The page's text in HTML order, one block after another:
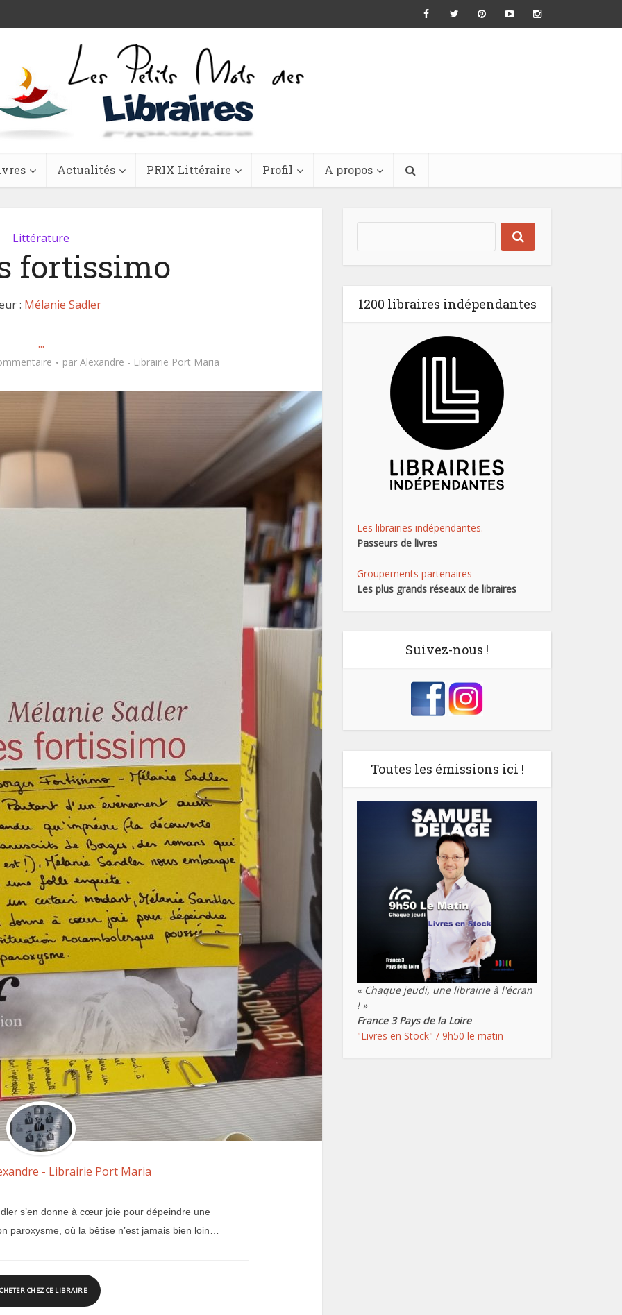
Actualités PRIX Littéraire Profil A propos
Littérature
fortissimo
: Mélanie Sadler
...
par Alexandre - Librairie Port Maria
- Librairie Port Maria
s’en donne à cœur joie pour dépeindre une
paroxysme, où la bêtise n’est jamais bien loin…
CHEZ CE LIBRAIRE
1200 libraires indépendantes
Les librairies indépendantes.
Passeurs de livres
Groupements partenaires
Les plus grands réseaux de libraires
Suivez-nous !
Toutes les émissions ici !
« Chaque jeudi, une librairie à l'écran
! »
France 3 Pays de la Loire
"Livres en Stock" / 9h50 le matin